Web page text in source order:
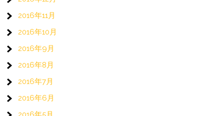
2016年11月
2016年10月
2016年9月
2016年8月
2016年7月
2016年6月